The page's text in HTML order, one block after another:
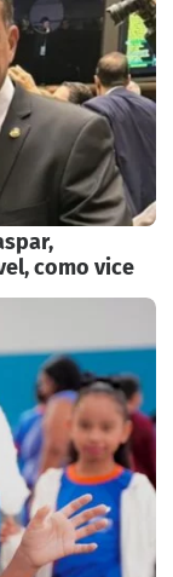
como vice